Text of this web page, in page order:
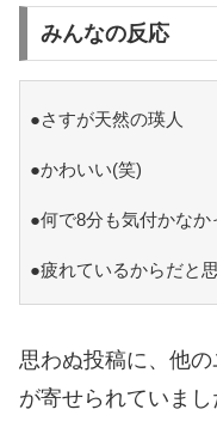
みんなの反応
●さすが天然の瑛人
●かわいい(笑)
●何で8分も気付かな
●疲れているからだと
思わぬ投稿に、他
が寄せられていまし